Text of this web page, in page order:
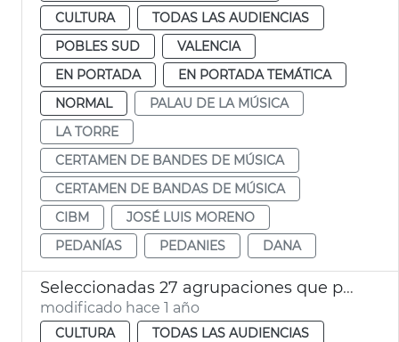
CULTURA
TODAS LAS AUDIENCIAS
POBLES SUD
VALENCIA
EN PORTADA
EN PORTADA TEMÁTICA
NORMAL
PALAU DE LA MÚSICA
LA TORRE
CERTAMEN DE BANDES DE MÚSICA
CERTAMEN DE BANDAS DE MÚSICA
CIBM
JOSÉ LUIS MORENO
PEDANÍAS
PEDANIES DANA
Seleccionadas 27 agrupaciones que participarán en la 137 edició del CIBM
modificado hace 1 año
CULTURA
TODAS LAS AUDIENCIAS